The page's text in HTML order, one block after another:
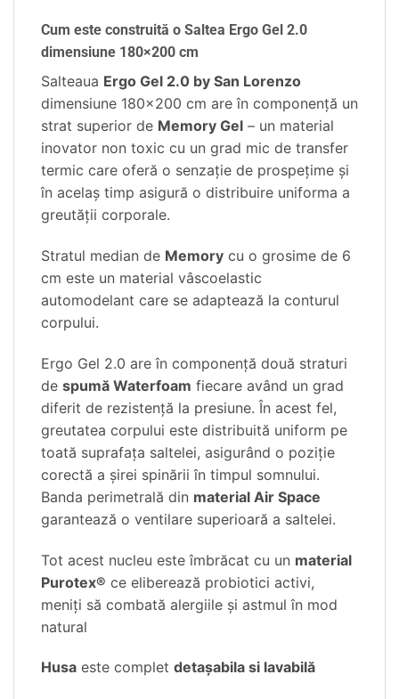
Cum este construită o Saltea Ergo Gel 2.0
dimensiune 180×200 cm
Salteaua Ergo Gel 2.0 by San Lorenzo
dimensiune 180×200 cm are în componență un
strat superior de Memory Gel – un material
inovator non toxic cu un grad mic de transfer
termic care oferă o senzație de prospețime și
în acelaș timp asigură o distribuire uniforma a
greutății corporale.
Stratul median de Memory cu o grosime de 6
cm este un material vâscoelastic
automodelant care se adaptează la conturul
corpului.
Ergo Gel 2.0 are în componență două straturi
de spumă Waterfoam fiecare având un grad
diferit de rezistență la presiune. În acest fel,
greutatea corpului este distribuită uniform pe
toată suprafața saltelei, asigurând o poziție
corectă a șirei spinării în timpul somnului.
Banda perimetrală din material Air Space
garantează o ventilare superioară a saltelei.
Tot acest nucleu este îmbrăcat cu un material
Purotex® ce eliberează probiotici activi,
meniți să combată alergiile și astmul în mod
natural
Husa este complet detașabila si lavabilă